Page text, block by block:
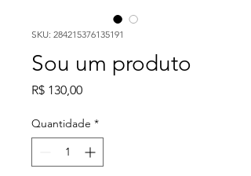
SKU: 284215376135191
Sou um produto
R$ 130,00Preço
Quantidade *